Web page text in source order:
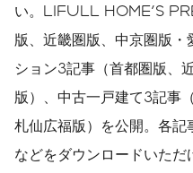
い。LIFULL HOME'S
版、近畿圏版、中京圏版
ション3記事（首都圏版、
版）、中古一戸建て3記事
札仙広福版）を公開。各記
などをダウンロードいただ